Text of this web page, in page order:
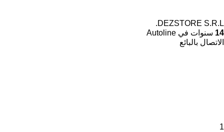
DEZSTORE S.R.L.
14 سنوات في Autoline
الاتصال بالبائع
1